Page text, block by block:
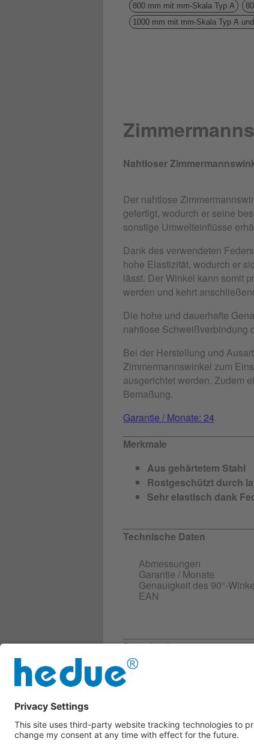
800 mm mit mm-Skala Typ A
1000 mm mit mm-Skala Typ A
Nahtloser
Der nahtlose
gefertigt, wodurch er seine
sonstige Umwelteinflüsse
Dank des verwendeten
hohe Elastizität, wodurch er
lässt. Der Winkel kann somit
werden und kehrt
Die hohe und dauerhafte
nahtlose Schweißverbindung
Bei der Herstellung und
Zimmermannswinkel zum
ausgerichtet werden. Zudem
Bemaßung.
Garantie / Monate: 24
Merkmale
Aus gehärtetem Stahl
Rostgeschützt durch
Sehr elastisch dank
Technische Daten
Abmessungen
Garantie / Monate
Genauigkeit des 90°-
EAN
Downloads